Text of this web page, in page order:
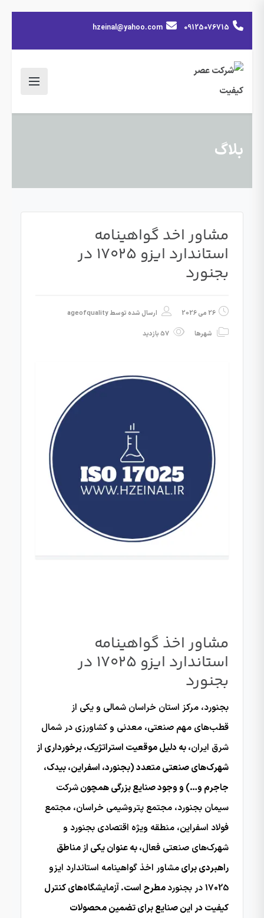
09125076715
hzeinal@yahoo.com
بلاگ
مشاور اخد گواهینامه
استاندارد ایزو 17025 در
بجنورد
26 می 2026 ارسال شده توسطageofquality
شهرها
مشاور اخذ گواهینامه
استاندارد ایزو 17025 در
بجنورد
بجنورد، مرکز استان خراسان شمالی و یکی از
قطب‌های مهم صنعتی، معدنی و کشاورزی در شمال
شرق ایران، به دلیل موقعیت استراتژیک، برخورداری از
شهرک‌های صنعتی متعدد (بجنورد، اسفراین، بیدک،
جاجرم و…) و وجود صنایع بزرگی همچونشرکت
سیمان بجنورد، مجتمع پتروشیمی خراسان، مجتمع
فولاد اسفراین، منطقه ویژه اقتصادی بجنورد و
شهرک‌های صنعتی فعال، به عنوان یکی از مناطق
راهبردی برایمشاور اخذ گواهینامه استاندارد ایزو
17025 در بجنورد
مطرح است. آزمایشگاه‌های کنترل
کیفیت در این صنایع برای تضمین محصولات